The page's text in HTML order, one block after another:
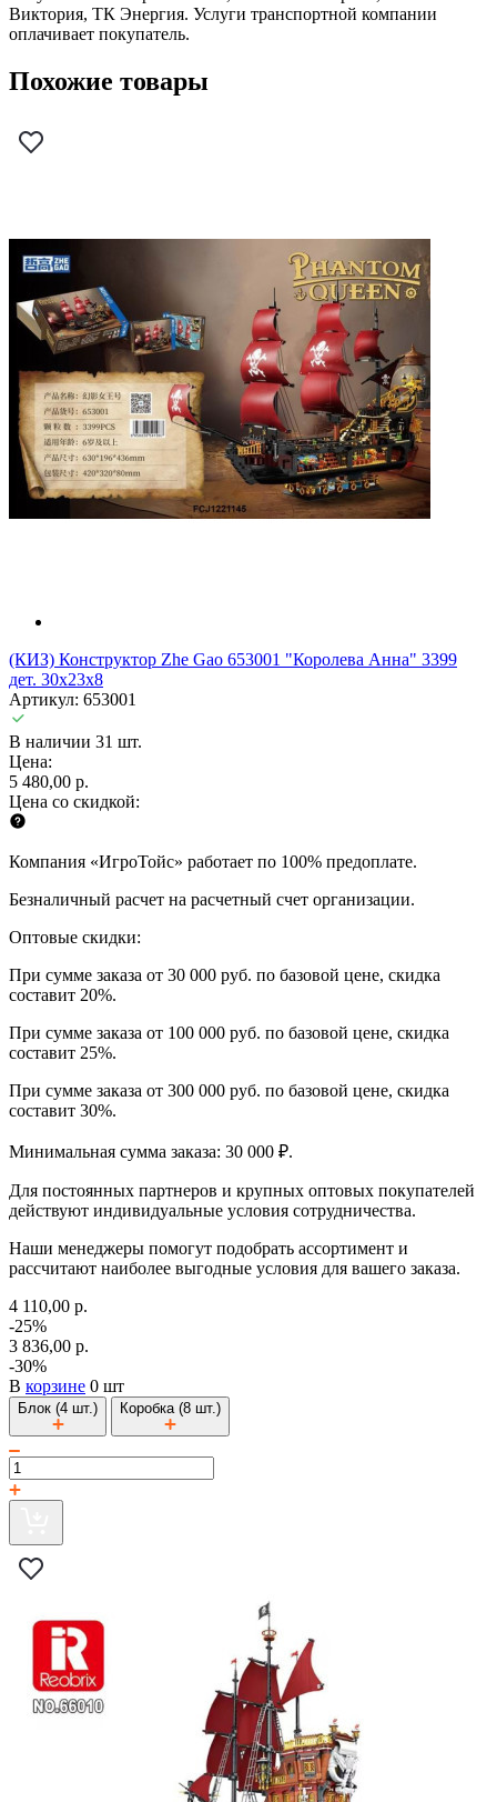
Виктория, ТК Энергия. Услуги транспортной компании
оплачивает покупатель.
Похожие товары
(КИЗ) Конструктор Zhe Gao 653001 "Королева Анна" 3399
дет. 30х23х8
Артикул: 653001
В наличии 31 шт.
Цена:
5 480,00 р.
Цена со скидкой:
Компания «ИгроТойс» работает по 100% предоплате.
Безналичный расчет на расчетный счет организации.
Оптовые скидки:
При сумме заказа от 30 000 руб. по базовой цене, скидка
составит 20%.
При сумме заказа от 100 000 руб. по базовой цене, скидка
составит 25%.
При сумме заказа от 300 000 руб. по базовой цене, скидка
составит 30%.
Минимальная сумма заказа: 30 000 ₽.
Для постоянных партнеров и крупных оптовых покупателей
действуют индивидуальные условия сотрудничества.
Наши менеджеры помогут подобрать ассортимент и
рассчитают наиболее выгодные условия для вашего заказа.
4 110,00 р.
-25%
3 836,00 р.
-30%
В корзине 0 шт
Блок (4 шт.) Коробка (8 шт.)